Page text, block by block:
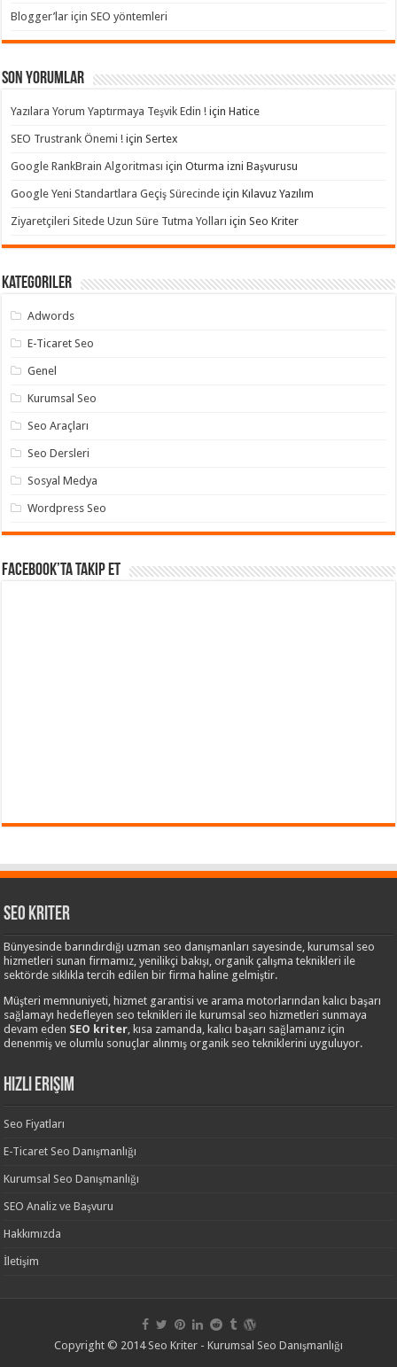
Blogger’lar için SEO yöntemleri
Son yorumlar
Yazılara Yorum Yaptırmaya Teşvik Edin ! içinHatice
SEO Trustrank Önemi ! içinSertex
Google RankBrain Algoritması içinOturma izni Başvurusu
Google Yeni Standartlara Geçiş Sürecinde içinKılavuz Yazılım
Ziyaretçileri Sitede Uzun Süre Tutma Yolları içinSeo Kriter
Kategoriler
Adwords
E-Ticaret Seo
Genel
Kurumsal Seo
Seo Araçları
Seo Dersleri
Sosyal Medya
Wordpress Seo
Facebook’ta takip et
Seo Kriter
Bünyesinde barındırdığı uzman seo danışmanları sayesinde, kurumsal seo
hizmetleri sunan firmamız, yenilikçi bakışı, organik çalışma teknikleri ile
sektörde sıklıkla tercih edilen bir firma haline gelmiştir.
Müşteri memnuniyeti, hizmet garantisi ve arama motorlarından kalıcı başarı
sağlamayı hedefleyen seo teknikleri ile kurumsal seo hizmetleri sunmaya
devam eden SEO kriter, kısa zamanda, kalıcı başarı sağlamanız için
denenmiş ve olumlu sonuçlar alınmış organik seo tekniklerini uyguluyor.
Hızlı Erişim
Seo Fiyatları
E-Ticaret Seo Danışmanlığı
Kurumsal Seo Danışmanlığı
SEO Analiz ve Başvuru
Hakkımızda
İletişim
Copyright © 2014 Seo Kriter - Kurumsal Seo Danışmanlığı